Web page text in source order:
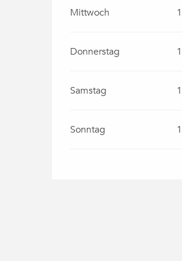
Mittwoch
Donnerstag
Samstag
Sonntag